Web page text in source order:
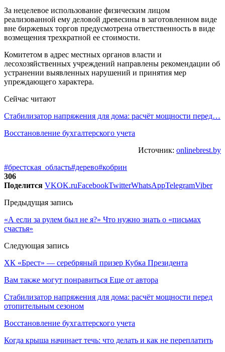
За нецелевое использование физическим лицом
реализованной ему деловой древесины в заготовленном виде
вне биржевых торгов предусмотрена ответственность в виде
возмещения трехкратной ее стоимости.
Комитетом в адрес местных органов власти и
лесохозяйственных учреждений направлены рекомендации об
устранении выявленных нарушений и принятия мер
упреждающего характера.
Сейчас читают
Стабилизатор напряжения для дома: расчёт мощности перед…
Восстановление бухгалтерского учета
Источник: onlinebrest.by
#брестская_область#дерево#кобрин
306
Поделится VKOK.ruFacebookTwitterWhatsAppTelegramViber
Предыдущая запись
«А если за рулем был не я?» Что нужно знать о «письмах
счастья»
Следующая запись
ХК «Брест» — серебряный призер Кубка Президента
Вам также могут понравиться Еще от автора
Стабилизатор напряжения для дома: расчёт мощности перед
отопительным сезоном
Восстановление бухгалтерского учета
Когда крыша начинает течь: что делать и как не переплатить